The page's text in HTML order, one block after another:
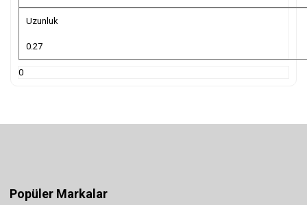
Uzunluk
0.27
0
Popüler Markalar